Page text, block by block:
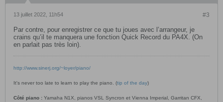
#3
13 juillet 2022, 11h54
Par contre, pour enregistrer ce que tu joues avec l’arrangeur, je
crains qu’il te manquera une fonction Quick Record du PA4X. (On
en parlait pas très loin).
http://www.sinerj.org/~loyer/piano/
It's never too late to learn to play the piano. (tip of the day)
Côté piano : Yamaha N1X, pianos VSL Syncron et Vienna Imperial, Garritan CFX,